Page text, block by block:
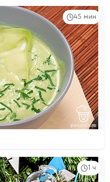
45 мин
1 ч